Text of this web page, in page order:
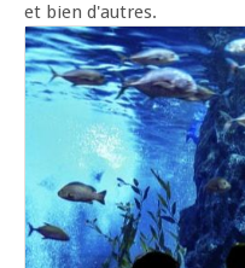
et bien d'autres.